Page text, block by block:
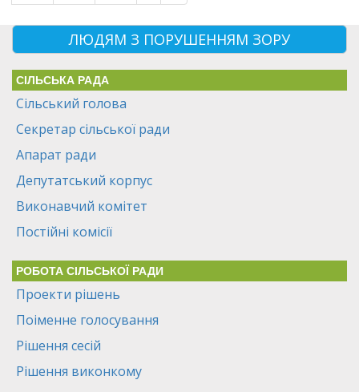
ЛЮДЯМ З ПОРУШЕННЯМ ЗОРУ
СІЛЬСЬКА РАДА
Сільський голова
Секретар сільської ради
Апарат ради
Депутатський корпус
Виконавчий комітет
Постійні комісії
РОБОТА СІЛЬСЬКОЇ РАДИ
Проекти рішень
Поіменне голосування
Рішення сесій
Рішення виконкому